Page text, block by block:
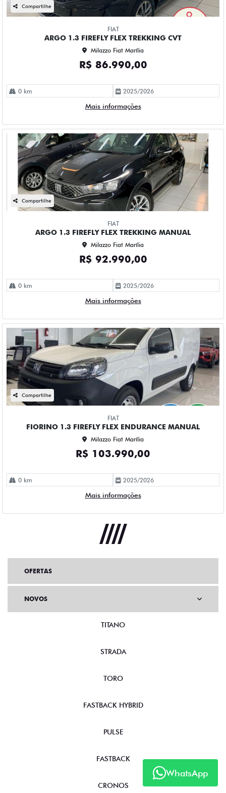
Compartilhe
FIAT
ARGO 1.3 FIREFLY FLEX TREKKING CVT
Milazzo Fiat Marília
R$ 86.990,00
0 km 2025/2026
Mais informações
Compartilhe
FIAT
ARGO 1.3 FIREFLY FLEX TREKKING MANUAL
Milazzo Fiat Marília
R$ 92.990,00
0 km 2025/2026
Mais informações
Compartilhe
FIAT
FIORINO 1.3 FIREFLY FLEX ENDURANCE MANUAL
Milazzo Fiat Marília
R$ 103.990,00
0 km 2025/2026
Mais informações
WhatsApp
OFERTAS
NOVOS
TITANO
STRADA
TORO
FASTBACK HYBRID
PULSE
FASTBACK
CRONOS